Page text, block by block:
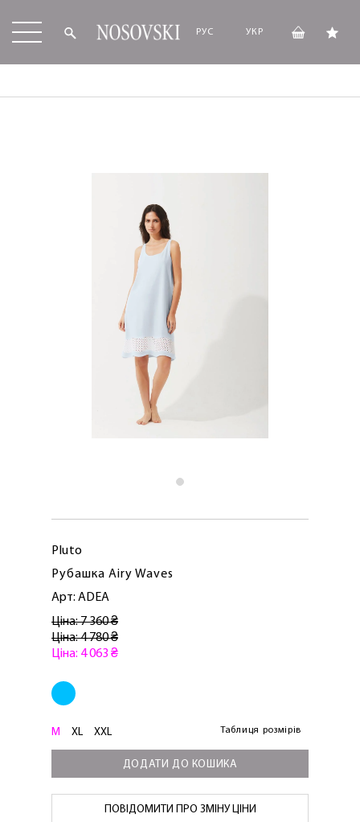
РУС УКР
Pluto
Рубашка Airy Waves
Арт: ADEA
Ціна: 7 360 ₴
Ціна: 4 780 ₴
Ціна: 4 063 ₴
M XL XXL Таблиця розмірів
ДОДАТИ ДО КОШИКА
ПОВІДОМИТИ ПРО ЗМІНУ ЦІНИ